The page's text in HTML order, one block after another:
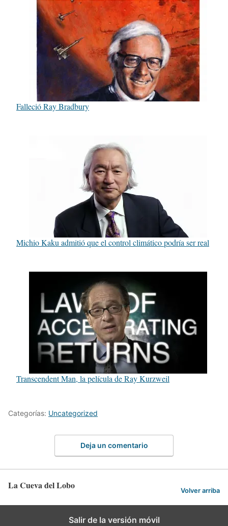
Falleció Ray Bradbury
Michio Kaku admitió que el control climático podría ser real
Transcendent Man, la película de Ray Kurzweil
Categorías: Uncategorized
Deja un comentario
La Cueva del Lobo Volver arriba
Salir de la versión móvil